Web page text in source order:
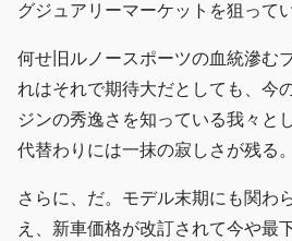
グジュアリーマーケットを狙ってい
何せ旧ルノースポーツの血統滲む
れはそれで期待大だとしても、今
ジンの秀逸さを知っている我々と
代替わりには一抹の寂しさが残る。
さらに、だ。モデル末期にも関わ
え、新車価格が改訂されて今や最